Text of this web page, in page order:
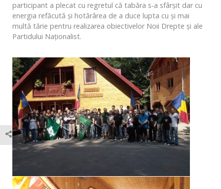
participant a plecat cu regretul că tabăra s-a sfârşit dar cu
energia refăcută şi hotărârea de a duce lupta cu şi mai
multă tărie pentru realizarea obiectivelor Noii Drepte şi ale
Partidului Naţionalist.